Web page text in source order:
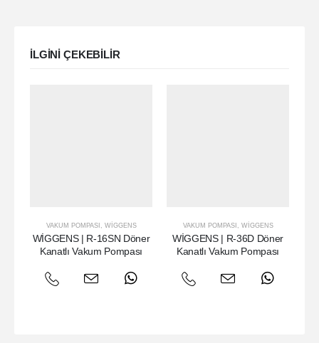
ILGINI ÇEKEBILIR
VAKUM POMPASI , WIGGENS
WİGGENS | R-16SN Döner
Kanatlı Vakum Pompası
VAKUM POMPASI , WIGGENS
WİGGENS | R-36D Döner
Kanatlı Vakum Pompası